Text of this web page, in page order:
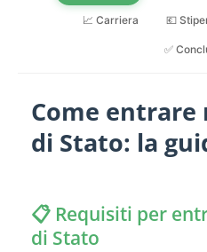
📈 Carriera 💶
✅
Come entrare
di Stato: la
📋 Requisiti per
di Stato